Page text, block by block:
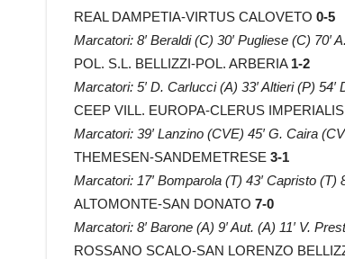
REAL DAMPETIA-VIRTUS CALOVETO 0-5
Marcatori: 8′ Beraldi (C) 30′ Pugliese (C) 70′
POL. S.L. BELLIZZI-POL. ARBERIA 1-2
Marcatori: 5′ D. Carlucci (A) 33′ Altieri (P) 54′
CEEP VILL. EUROPA-CLERUS IMPERIALIS
Marcatori: 39′ Lanzino (CVE) 45′ G. Caira
THEMESEN-SANDEMETRESE 3-1
Marcatori: 17′ Bomparola (T) 43′ Capristo (T)
ALTOMONTE-SAN DONATO 7-0
Marcatori: 8′ Barone (A) 9′ Aut. (A) 11′ V.
ROSSANO SCALO-SAN LORENZO